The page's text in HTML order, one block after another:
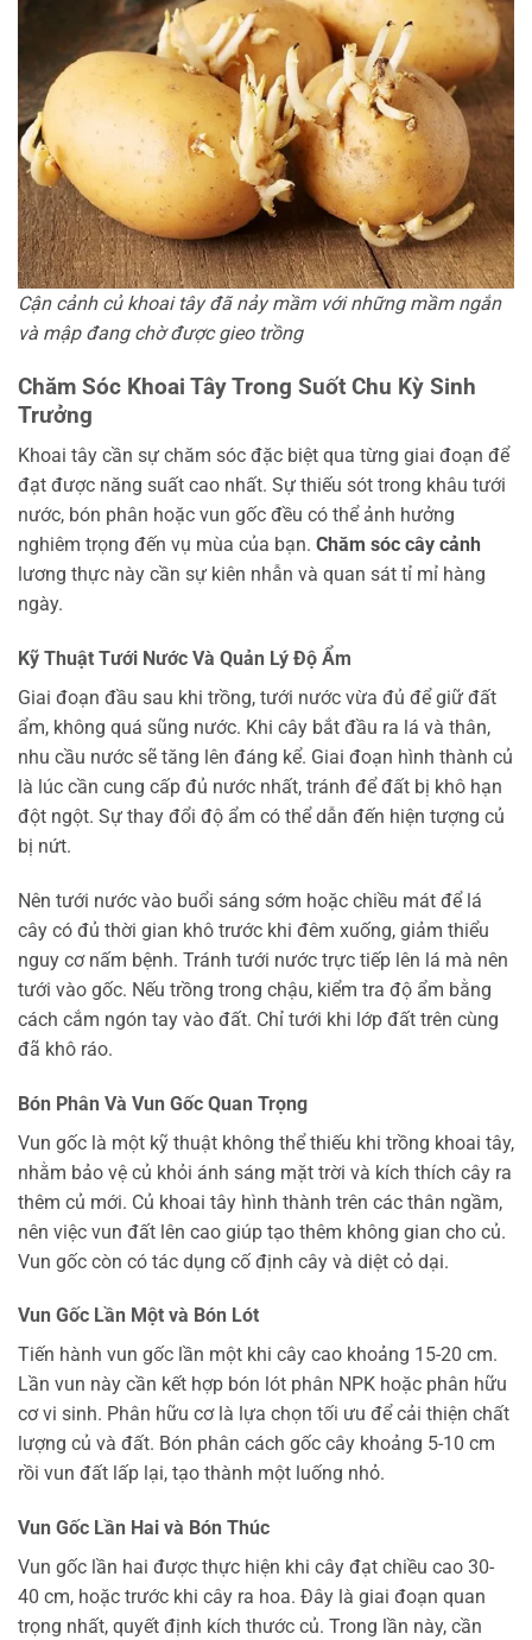
Cận cảnh củ khoai tây đã nảy mầm với những mầm ngắn
và mập đang chờ được gieo trồng
Chăm Sóc Khoai Tây Trong Suốt Chu Kỳ Sinh
Trưởng
Khoai tây cần sự chăm sóc đặc biệt qua từng giai đoạn để
đạt được năng suất cao nhất. Sự thiếu sót trong khâu tưới
nước, bón phân hoặc vun gốc đều có thể ảnh hưởng
nghiêm trọng đến vụ mùa của bạn. Chăm sóc cây cảnh
lương thực này cần sự kiên nhẫn và quan sát tỉ mỉ hàng
ngày.
Kỹ Thuật Tưới Nước Và Quản Lý Độ Ẩm
Giai đoạn đầu sau khi trồng, tưới nước vừa đủ để giữ đất
ẩm, không quá sũng nước. Khi cây bắt đầu ra lá và thân,
nhu cầu nước sẽ tăng lên đáng kể. Giai đoạn hình thành củ
là lúc cần cung cấp đủ nước nhất, tránh để đất bị khô hạn
đột ngột. Sự thay đổi độ ẩm có thể dẫn đến hiện tượng củ
bị nứt.
Nên tưới nước vào buổi sáng sớm hoặc chiều mát để lá
cây có đủ thời gian khô trước khi đêm xuống, giảm thiểu
nguy cơ nấm bệnh. Tránh tưới nước trực tiếp lên lá mà nên
tưới vào gốc. Nếu trồng trong chậu, kiểm tra độ ẩm bằng
cách cắm ngón tay vào đất. Chỉ tưới khi lớp đất trên cùng
đã khô ráo.
Bón Phân Và Vun Gốc Quan Trọng
Vun gốc là một kỹ thuật không thể thiếu khi trồng khoai tây,
nhằm bảo vệ củ khỏi ánh sáng mặt trời và kích thích cây ra
thêm củ mới. Củ khoai tây hình thành trên các thân ngầm,
nên việc vun đất lên cao giúp tạo thêm không gian cho củ.
Vun gốc còn có tác dụng cố định cây và diệt cỏ dại.
Vun Gốc Lần Một và Bón Lót
Tiến hành vun gốc lần một khi cây cao khoảng 15-20 cm.
Lần vun này cần kết hợp bón lót phân NPK hoặc phân hữu
cơ vi sinh. Phân hữu cơ là lựa chọn tối ưu để cải thiện chất
lượng củ và đất. Bón phân cách gốc cây khoảng 5-10 cm
rồi vun đất lấp lại, tạo thành một luống nhỏ.
Vun Gốc Lần Hai và Bón Thúc
Vun gốc lần hai được thực hiện khi cây đạt chiều cao 30-
40 cm, hoặc trước khi cây ra hoa. Đây là giai đoạn quan
trọng nhất, quyết định kích thước củ. Trong lần này, cần